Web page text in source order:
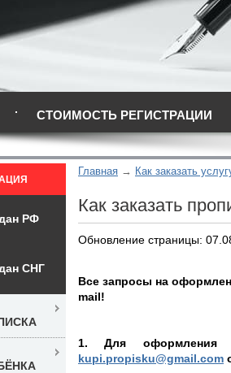
СТОИМОСТЬ РЕГИСТРАЦИИ
Главная Как заказать
Как заказать
Обновление страницы:
Все запросы на
mail!
1. Для оформления
kupi.propisku@gmail.com
РФ
СНГ